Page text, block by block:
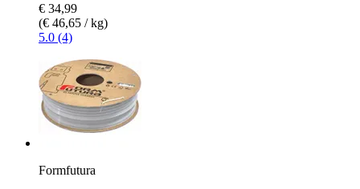
€ 34,99
(€ 46,65 / kg)
5.0 (4)
Formfutura